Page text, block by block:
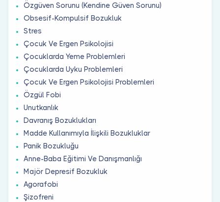
Özgüven Sorunu (Kendine Güven Sorunu)
Obsesif-Kompulsif Bozukluk
Stres
Çocuk Ve Ergen Psikolojisi
Çocuklarda Yeme Problemleri
Çocuklarda Uyku Problemleri
Çocuk Ve Ergen Psikolojisi Problemleri
Özgül Fobi
Unutkanlık
Davranış Bozuklukları
Madde Kullanımıyla İlişkili Bozukluklar
Panik Bozukluğu
Anne-Baba Eğitimi Ve Danışmanlığı
Majör Depresif Bozukluk
Agorafobi
Şizofreni